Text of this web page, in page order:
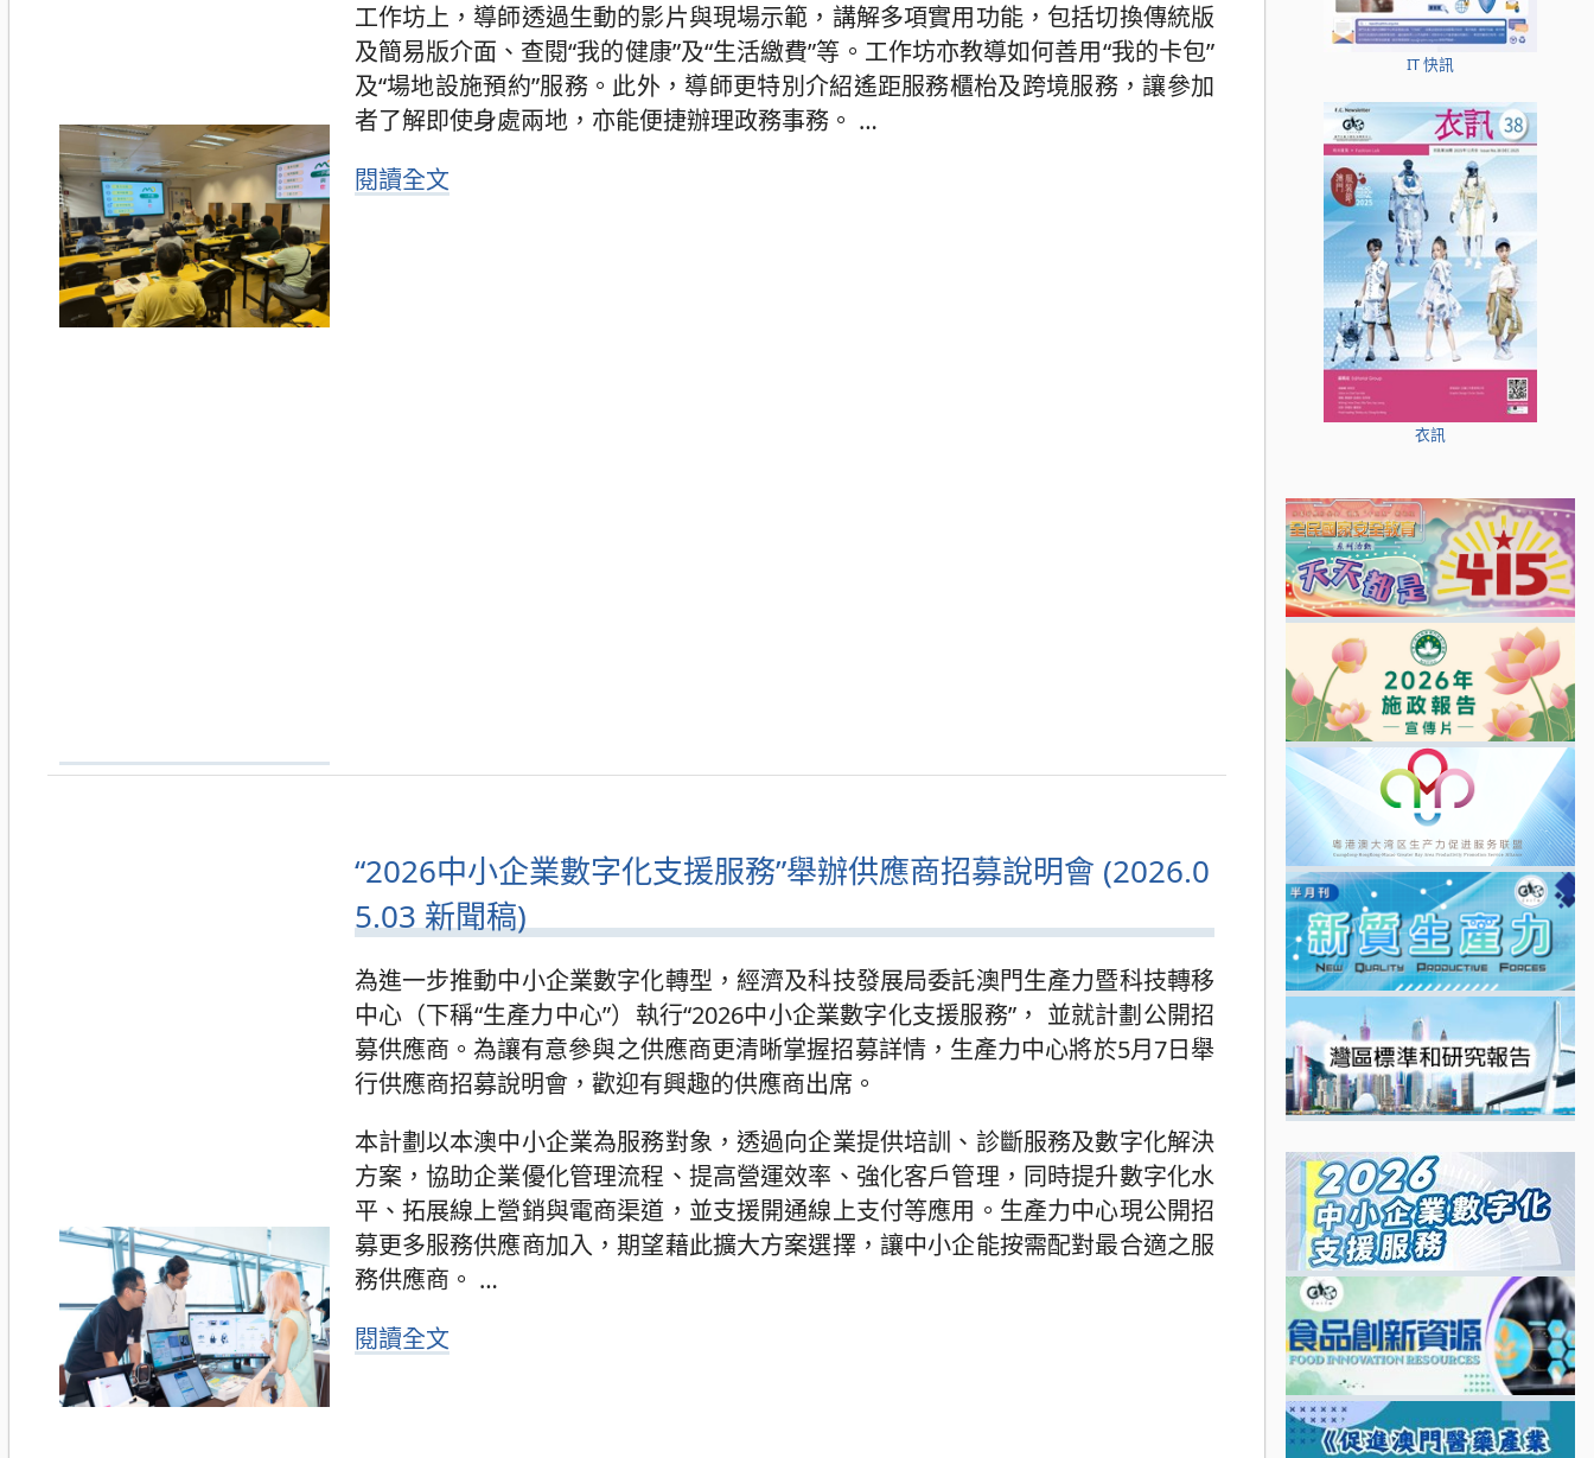
工作坊上，導師透過生動的影片與現場示範，講解多項實用功能，包括切換傳統版
及簡易版介面、查閱“我的健康”及“生活繳費”等。工作坊亦教導如何善用“我的卡包”
及“場地設施預約”服務。此外，導師更特別介紹遙距服務櫃枱及跨境服務，讓參加
者了解即使身處兩地，亦能便捷辦理政務事務。 …
閱讀全文
“2026中小企業數字化支援服務”舉辦供應商招募說明會 (2026.0
5.03 新聞稿)
為進一步推動中小企業數字化轉型，經濟及科技發展局委託澳門生產力暨科技轉移
中心（下稱“生產力中心”）執行“2026中小企業數字化支援服務”， 並就計劃公開招
募供應商。為讓有意參與之供應商更清晰掌握招募詳情，生產力中心將於5月7日舉
行供應商招募說明會，歡迎有興趣的供應商出席。
本計劃以本澳中小企業為服務對象，透過向企業提供培訓、診斷服務及數字化解決
方案，協助企業優化管理流程、提高營運效率、強化客戶管理，同時提升數字化水
平、拓展線上營銷與電商渠道，並支援開通線上支付等應用。生產力中心現公開招
募更多服務供應商加入，期望藉此擴大方案選擇，讓中小企能按需配對最合適之服
務供應商。 …
閱讀全文
IT 快訊
衣訊